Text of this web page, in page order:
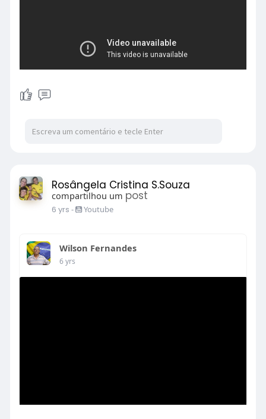
Rosângela Cristina S.Souza
compartilhou um post
6 yrs - Youtube
Wilson Fernandes
6 yrs